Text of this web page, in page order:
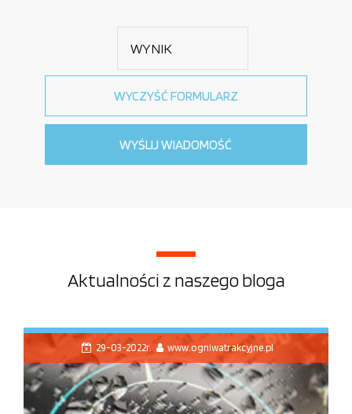
Aktualności z naszego bloga
29-03-2022r. www.ogniwatrakcyjne.pl